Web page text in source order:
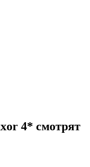
4* смотрят